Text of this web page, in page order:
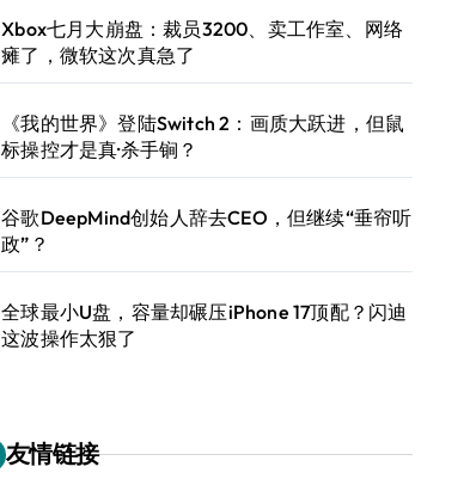
Xbox七月大崩盘：裁员3200、卖工作室、网络
瘫了，微软这次真急了
《我的世界》登陆Switch 2：画质大跃进，但鼠
标操控才是真·杀手锏？
谷歌DeepMind创始人辞去CEO，但继续“垂帘听
政”？
全球最小U盘，容量却碾压iPhone 17顶配？闪迪
这波操作太狠了
友情链接